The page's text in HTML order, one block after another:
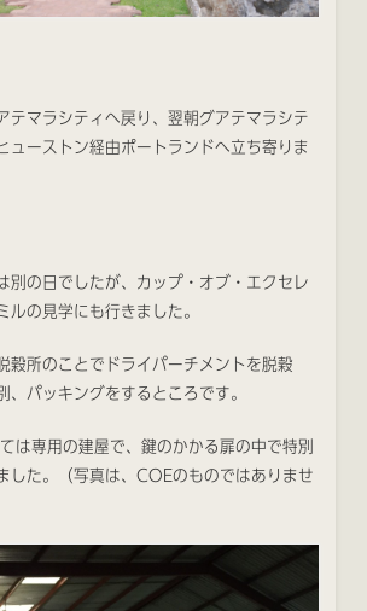
テマラシティへ戻り、翌朝グアテマラシテ
ューストン経由ポートランドへ立ち寄りま
別の日でしたが、カップ・オブ・エクセレ
ルの見学にも行きました。
穀所のことでドライパーチメントを脱穀
、パッキングをするところです。
は専用の建屋で、鍵のかかる扉の中で特別
した。（写真は、COEのものではありませ